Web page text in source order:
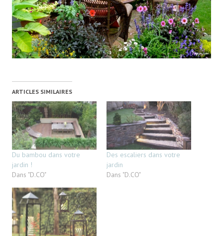
ARTICLES SIMILAIRES
Du bambou dans votre
jardin !
Dans "D.CO"
Des escaliers dans votre
jardin
Dans "D.CO"